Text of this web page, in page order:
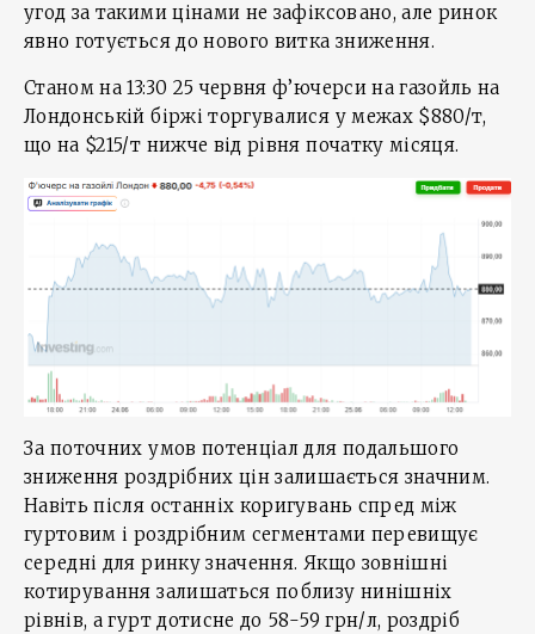
угод за такими цінами не зафіксовано, але ринок
явно готується до нового витка зниження.
Станом на 13:30 25 червня ф’ючерси на газойль на
Лондонській біржі торгувалися у межах $880/т,
що на $215/т нижче від рівня початку місяця.
За поточних умов потенціал для подальшого
зниження роздрібних цін залишається значним.
Навіть після останніх коригувань спред між
гуртовим і роздрібним сегментами перевищує
середні для ринку значення. Якщо зовнішні
котирування залишаться поблизу нинішніх
рівнів, а гурт дотисне до 58-59 грн/л, роздріб